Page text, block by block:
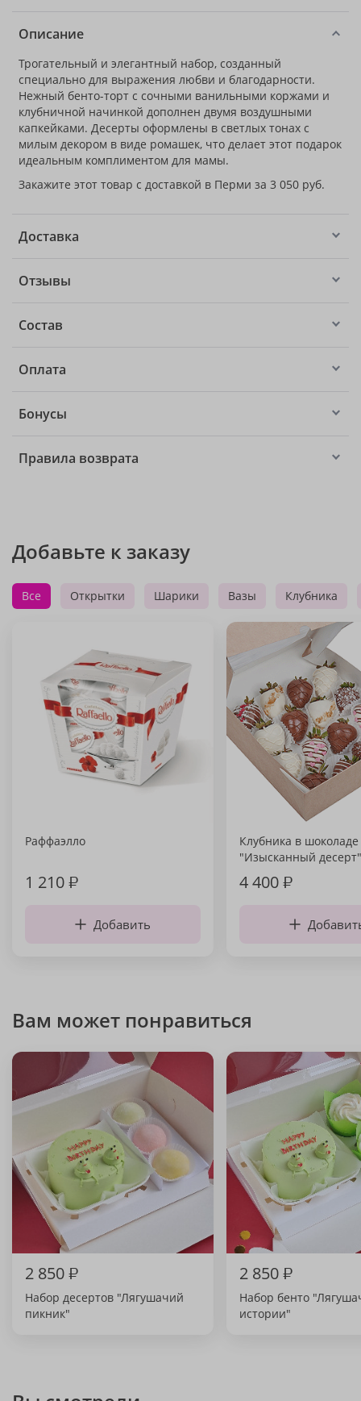
Описание
Трогательный и элегантный набор, созданный
специально для выражения любви и благодарности.
Нежный бенто-торт с сочными ванильными коржами и
клубничной начинкой дополнен двумя воздушными
капкейками. Десерты оформлены в светлых тонах с
милым декором в виде ромашек, что делает этот подарок
идеальным комплиментом для мамы.
Закажите этот товар с доставкой в Перми за 3 050 руб.
Доставка
Отзывы
Состав
Оплата
Бонусы
Правила возврата
Добавьте к заказу
Все Открытки Шарики Вазы Клубника
Раффаэлло
1 210₽
Добавить
Клубника в шоколаде
"Изысканный десерт"
4 400₽
Вам может понравиться
2 850₽
Набор десертов "Лягушачий
пикник"
2 850₽
Набор бенто
истории"